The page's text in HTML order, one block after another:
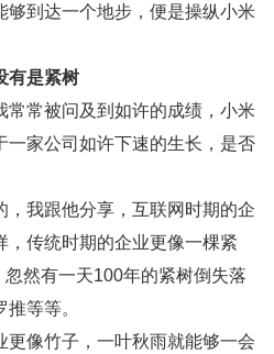
够到达一个地步，便是操纵小米
有是紧树
常常被问及到如许的成绩，小米
一家公司如许下速的生长，是否
，我跟他分享，互联网时期的企
，传统时期的企业更像一棵紧
然有一天100年的紧树倒失落
等等。
更像竹子，一叶秋雨就能够一会